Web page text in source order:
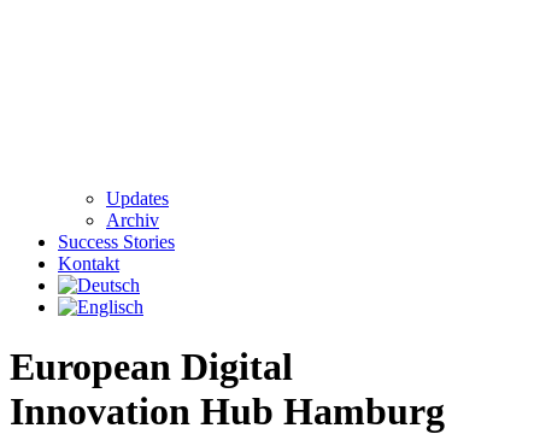
Updates
Archiv
Success Stories
Kontakt
European Digital
Innovation Hub Hamburg